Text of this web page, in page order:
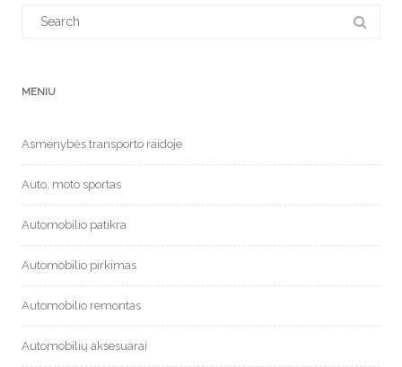
MENIU
Asmenybės transporto raidoje
Auto, moto sportas
Automobilio patikra
Automobilio pirkimas
Automobilio remontas
Automobilių aksesuarai